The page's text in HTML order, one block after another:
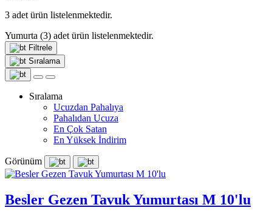
3 adet ürün listelenmektedir.
Yumurta (3) adet ürün listelenmektedir.
Filtrele
Sıralama
Sıralama
Ucuzdan Pahalıya
Pahalıdan Ucuza
En Çok Satan
En Yüksek İndirim
Görünüm
Besler Gezen Tavuk Yumurtası M 10'lu